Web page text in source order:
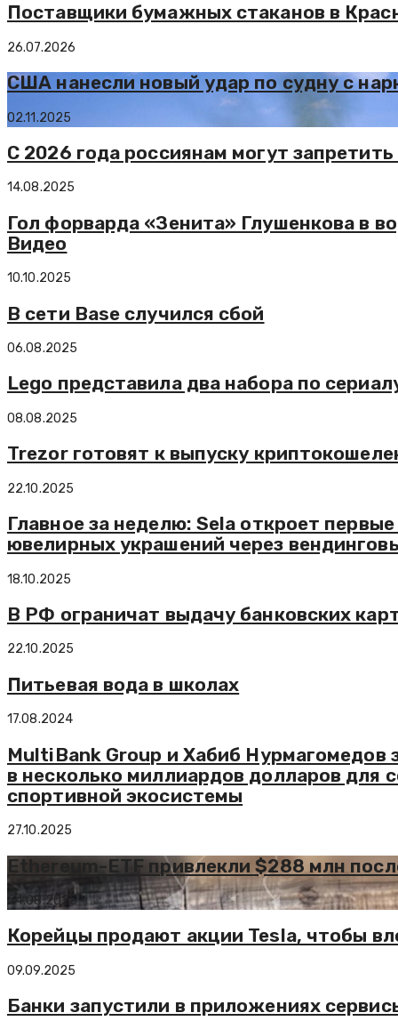
Поставщики бумажных стаканов в
26.07.2026
США нанесли новый удар по судну с
02.11.2025
С 2026 года россиянам могут
14.08.2025
Гол форварда «Зенита» Глушенкова в
Видео
10.10.2025
В сети Base случился сбой
06.08.2025
Lego представила два набора по
08.08.2025
Trezor готовят к выпуску
22.10.2025
Главное за неделю: Sela откроет
ювелирных украшений через
18.10.2025
В РФ ограничат выдачу банковских
22.10.2025
Питьевая вода в школах
17.08.2024
MultiBank Group и Хабиб
в несколько миллиардов долларов для
спортивной экосистемы
27.10.2025
Ethereum-ETF привлекли $288 млн
24.08.2025
Корейцы продают акции Tesla, чтобы
09.09.2025
Банки запустили в приложениях